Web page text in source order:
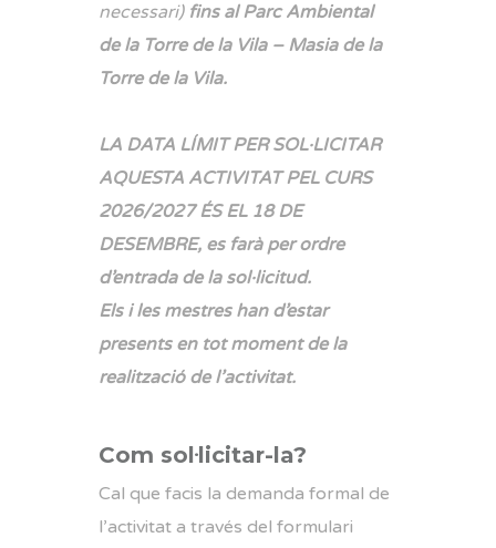
necessari) fins al Parc Ambiental
de la Torre de la Vila – Masia de la
Torre de la Vila.
LA DATA LÍMIT PER SOL·LICITAR
AQUESTA ACTIVITAT PEL CURS
2026/2027 ÉS EL 18 DE
DESEMBRE, es farà per ordre
d’entrada de la sol·licitud.
Els i les mestres han d’estar
presents en tot moment de la
realització de l’activitat.
Com sol·licitar-la?
Cal que facis la demanda formal de
l’activitat a través del formulari